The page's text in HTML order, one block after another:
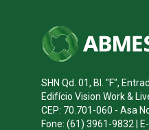
SHN Qd. 01, Bl. "F",
Edifício Vision Work &
CEP: 70.701-060 - Asa
Fone: (61) 3961-9832 |